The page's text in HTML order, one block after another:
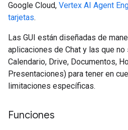
Google Cloud, Vertex AI Agent
tarjetas.
Las GUI están diseñadas de
aplicaciones de Chat y las que no
Calendario, Drive, Documentos,
Presentaciones) para tener en
limitaciones específicas.
Funciones